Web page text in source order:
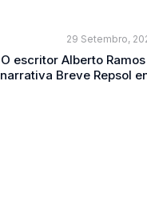
29 Setembro,
O escritor Alberto
narrativa Breve Repsol